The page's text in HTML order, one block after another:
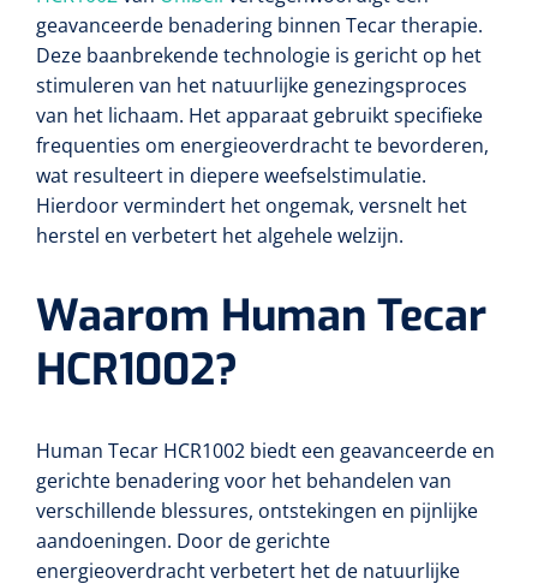
Verzwaringsdekens
Positioneringsmateriaal
Verpleegdekens
Drinkhulpmiddelen
Koffiebekers
Opzetstukken voor bekers
Badkamerhulpmiddelen
Toiletverhogers
Doucheramen
Dermatoscopen
Gynecologische lichtbronnen & toebehoren
Lichtbronnen & wanddispensers
Loupebrillen
Tongspatelhouders
Voorhoofdslampen
Bobath
Draagbaar
Toebehoren
Traction
Kantel
Fysiotechniek & hydromassage
Shockwave
Tecar
Oppervlaktereiniging & -desinfectie
Papierwaren
Handdoeken
Dameshygiëne
Toiletpapier
Servietten
Onderzoekstafelpapier
Urinezakken & urinepotjes
Glijmiddel
Urinalen
Spoelingen
Infuustherapie
Infuusstaander
Toebehoren injectiemateriaal
Zeletten
Ontsmettingsalcohol
Stuwbanden
Alcoswabs
Hoofdkussens
Matrassen & beschermers
Bedden
Medisch kabinet
Onderzoekslampen
Tabouretten
Opstapjes
Uterustangen
Nageltangen
Verwijdertangen voor wondhaken
Stitch cutters
Bistourihouders
Instrumentendozen & verbandtrommels
Vingerspalken
Enkelspalken
Kompressen & verbanden
Vetgaaskompressen
Gaaskompressen
Oogkompressen
Niet inklevende verbanden
Deppers
Non-woven kompressen
geavanceerde benadering binnen Tecar therapie.
Deze baanbrekende technologie is gericht op het
stimuleren van het natuurlijke genezingsproces
van het lichaam. Het apparaat gebruikt specifieke
frequenties om energieoverdracht te bevorderen,
wat resulteert in diepere weefselstimulatie.
Hierdoor vermindert het ongemak, versnelt het
herstel en verbetert het algehele welzijn.
Waarom Human Tecar
HCR1002?
Human Tecar HCR1002 biedt een geavanceerde en
gerichte benadering voor het behandelen van
verschillende blessures, ontstekingen en pijnlijke
aandoeningen. Door de gerichte
energieoverdracht verbetert het de natuurlijke